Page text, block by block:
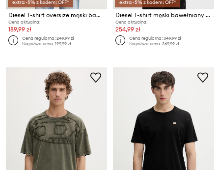
extra -5% z kodem: OFF*
Diesel T-shirt oversize męski bawełniany T-BOXT-R30 T-SHIRT
Cena aktualna:
189,99 zł
Cena regularna:249,99 zł
Najniższa cena:199,99 zł
extra -5% z kodem: OFF*
Diesel T-shirt męski bawełniany T-BOGGY-V3
Cena aktualna:
254,99 zł
Cena regularna:349,99 zł
Najniższa cena:269,99 zł